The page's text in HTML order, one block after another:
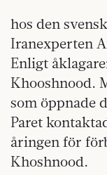
hos den
Iranexperten
Enligt
Khooshnood.
som öppnade
Paret
åringen för
Khoshnood.